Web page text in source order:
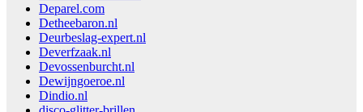
Deparel.com
Detheebaron.nl
Deurbeslag-expert.nl
Deverfzaak.nl
Devossenburcht.nl
Dewijngoeroe.nl
Dindio.nl